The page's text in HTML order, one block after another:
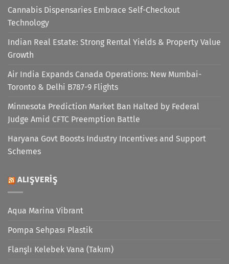
Cannabis Dispensaries Embrace Self-Checkout
Technology
Indian Real Estate: Strong Rental Yields & Property Value
Growth
Air India Expands Canada Operations: New Mumbai-
Toronto & Delhi B787-9 Flights
Minnesota Prediction Market Ban Halted by Federal
Judge Amid CFTC Preemption Battle
Haryana Govt Boosts Industry Incentives and Support
Schemes
ALIŞVERIŞ
Aqua Marina Vibrant
Pompa Sehpası Plastik
Flanşlı Kelebek Vana (Takım)